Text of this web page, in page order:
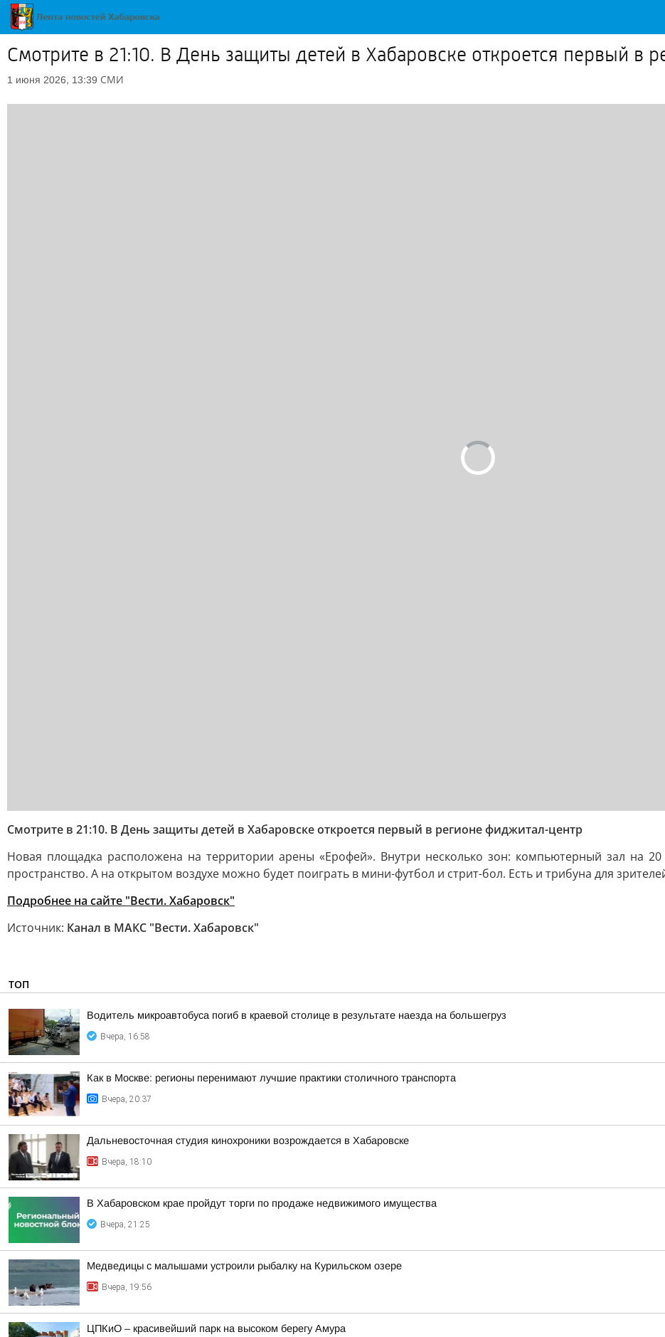
Смотрите в 21:10. В День защиты детей в Хабаровске откроется первый в
1 июня 2026, 13:39 СМИ
Смотрите в 21:10. В День защиты детей в Хабаровске откроется первый в регионе фиджитал-центр
Новая площадка расположена на территории арены «Ерофей». Внутри несколько зон: компьютерный зал на
пространство. А на открытом воздухе можно будет поиграть в мини-футбол и стрит-бол. Есть и трибуна для
Подробнее на сайте "Вести. Хабаровск"
Источник: Канал в МАКС "Вести. Хабаровск"
ТОП
Водитель микроавтобуса погиб в краевой столице в результате наезда на большегруз
Вчера, 16:58
Как в Москве: регионы перенимают лучшие практики столичного транспорта
Вчера, 20:37
Дальневосточная студия кинохроники возрождается в Хабаровске
Вчера, 18:10
В Хабаровском крае пройдут торги по продаже недвижимого имущества
Вчера, 21:25
Медведицы с малышами устроили рыбалку на Курильском озере
Вчера, 19:56
ЦПКиО – красивейший парк на высоком берегу Амура